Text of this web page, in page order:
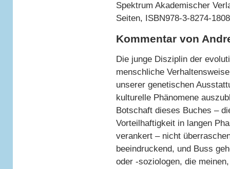
Spektrum Akademischer
Seiten, ISBN978-3-8274-
Kommentar von
Die junge Disziplin der
menschliche
unserer genetischen
kulturelle Phänomene
Botschaft dieses Buches –
Vorteilhaftigkeit in langen
verankert – nicht
beeindruckend, und Buss
oder -soziologen, die